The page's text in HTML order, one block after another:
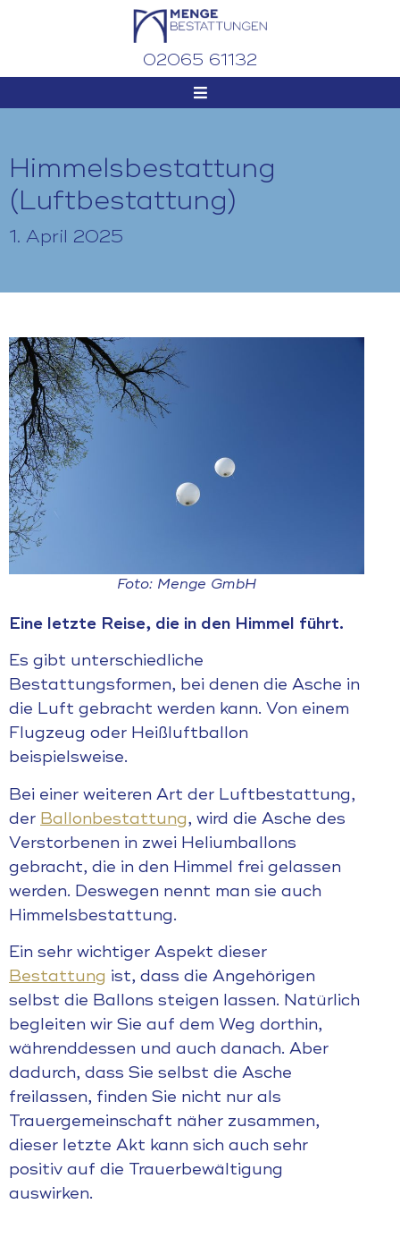
02065 61132
Himmelsbestattung
(Luftbestattung)
1. April 2025
Foto: Menge GmbH
Eine letzte Reise, die in den Himmel führt.
Es gibt unterschiedliche
Bestattungsformen, bei denen die Asche in
die Luft gebracht werden kann. Von einem
Flugzeug oder Heißluftballon
beispielsweise.
Bei einer weiteren Art der Luftbestattung,
der Ballonbestattung, wird die Asche des
Verstorbenen in zwei Heliumballons
gebracht, die in den Himmel frei gelassen
werden. Deswegen nennt man sie auch
Himmelsbestattung.
Ein sehr wichtiger Aspekt dieser
Bestattung ist, dass die Angehörigen
selbst die Ballons steigen lassen. Natürlich
begleiten wir Sie auf dem Weg dorthin,
währenddessen und auch danach. Aber
dadurch, dass Sie selbst die Asche
freilassen, finden Sie nicht nur als
Trauergemeinschaft näher zusammen,
dieser letzte Akt kann sich auch sehr
positiv auf die Trauerbewältigung
auswirken.